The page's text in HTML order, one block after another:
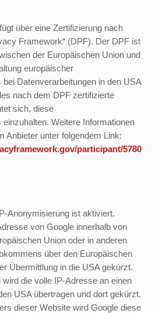
über eine Zertifizierung nach
Framework“ (DPF). Der DPF ist
der Europäischen Union und
europäischer
Datenverarbeitungen in den USA
nach dem DPF zertifizierte
sich, diese
Weitere Informationen
Anbieter unter folgendem Link:
participant/5780
Anonymisierung ist aktiviert.
von Google innerhalb von
Union oder in anderen
über den Europäischen
Übermittlung in die USA gekürzt.
die volle IP-Adresse an einen
USA übertragen und dort gekürzt.
dieser Website wird Google diese